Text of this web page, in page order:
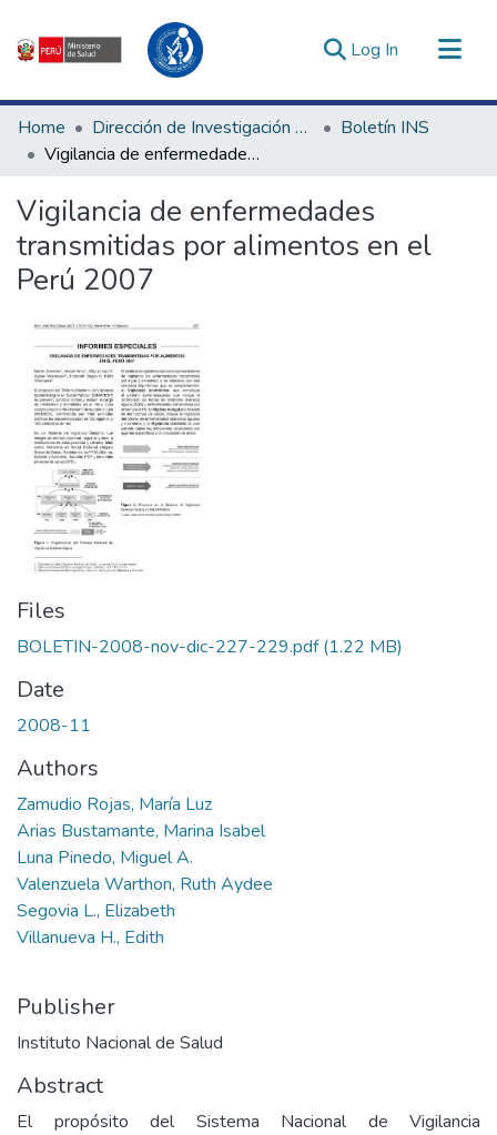
Log In (current)
Communities & Collections
All of DSpace
Estadísticas Externas
Enlaces de interés ▾
Home Dirección de Investigación e Innovación en Salud
Boletín INS
Vigilancia de enfermedades transmitidas por alimentos en el Perú 2007
Vigilancia de enfermedades
transmitidas por alimentos en el
Perú 2007
Files
BOLETIN-2008-nov-dic-227-229.pdf(1.22 MB)
Date
2008-11
Authors
Zamudio Rojas, María Luz
Arias Bustamante, Marina Isabel
Luna Pinedo, Miguel A.
Valenzuela Warthon, Ruth Aydee
Segovia L., Elizabeth
Villanueva H., Edith
Publisher
Instituto Nacional de Salud
Abstract
El propósito del Sistema Nacional de Vigilancia